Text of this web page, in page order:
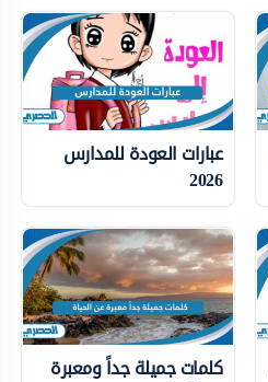
عبارات العودة للمدارس
2026
كلمات جميلة جداً ومعبرة